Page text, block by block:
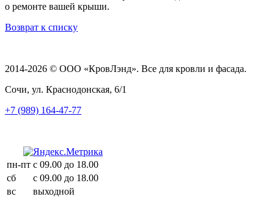
о ремонте вашей крыши.
Возврат к списку
2014-2026 © ООО «КровЛэнд». Все для кровли и фасада.
Сочи, ул. Краснодонская, 6/1
+7 (989) 164-47-77
пн-пт с 09.00 до 18.00
сб
с 09.00 до 18.00
вс
выходной